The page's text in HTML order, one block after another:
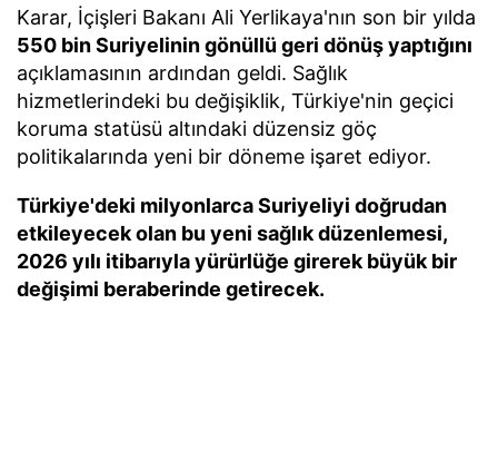
Karar, İçişleri Bakanı Ali Yerlikaya'nın son bir yılda
550 bin Suriyelinin gönüllü geri dönüş yaptığını
açıklamasının ardından geldi. Sağlık
hizmetlerindeki bu değişiklik, Türkiye'nin geçici
koruma statüsü altındaki düzensiz göç
politikalarında yeni bir döneme işaret ediyor.
Türkiye'deki milyonlarca Suriyeliyi doğrudan
etkileyecek olan bu yeni sağlık düzenlemesi,
2026 yılı itibarıyla yürürlüğe girerek büyük bir
değişimi beraberinde getirecek.